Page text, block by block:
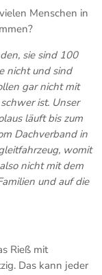
Menschen in
sie sind 100
nicht und sind
gar nicht mit
ist. Unser
läuft bis zum
Dachverband in
womit
nicht mit dem
und auf die
Rieß mit
Das kann jeder